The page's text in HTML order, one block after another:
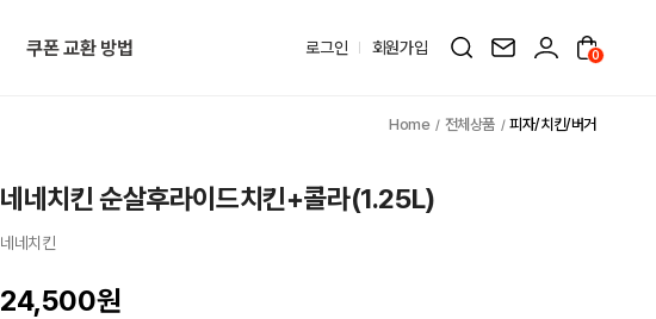
쿠폰 교환 방법 로그인 회원가입 0
전체상품 피자/치킨/버거
네네치킨 순살후라이드치킨+콜라(1.25L)
네네치킨
24,500원